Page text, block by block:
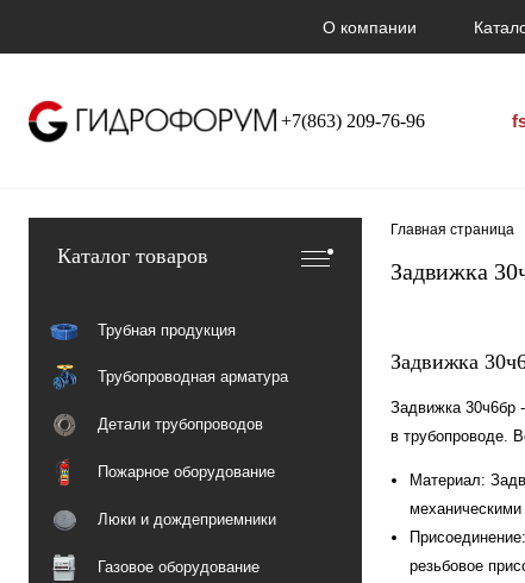
О компании
+7(863) 209-76-96
Каталог товаров
Трубная продукция
Трубопроводная арматура
Детали трубопроводов
Пожарное оборудование
Люки и дождеприемники
Газовое оборудование
Главная страница
Задвижка
Задвижка
Задвижка 30ч6бр
в трубопроводе.
Материал:
механическими
резьбовое